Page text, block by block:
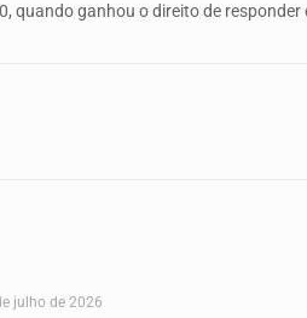
quando ganhou o direito de responder
julho de 2026